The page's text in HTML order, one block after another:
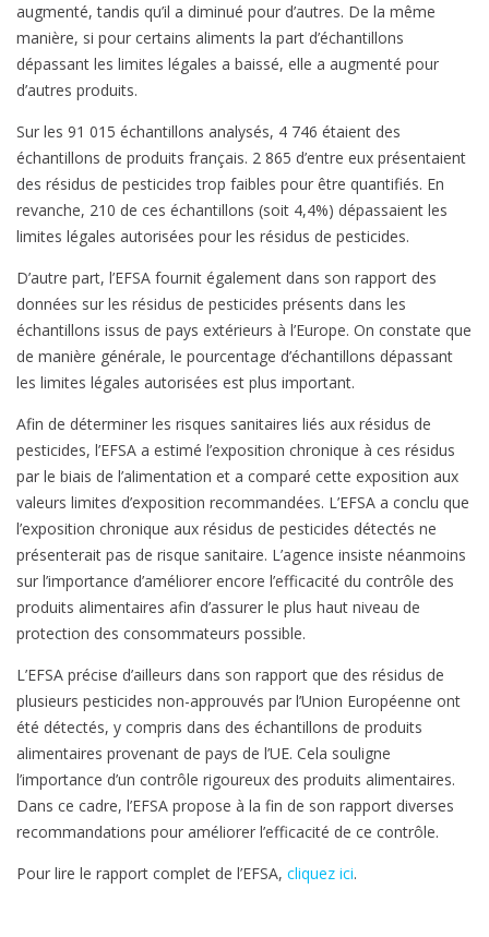
augmenté, tandis qu’il a diminué pour d’autres. De la même
manière, si pour certains aliments la part d’échantillons
dépassant les limites légales a baissé, elle a augmenté pour
d’autres produits.
Sur les 91 015 échantillons analysés, 4 746 étaient des
échantillons de produits français. 2 865 d’entre eux présentaient
des résidus de pesticides trop faibles pour être quantifiés. En
revanche, 210 de ces échantillons (soit 4,4%) dépassaient les
limites légales autorisées pour les résidus de pesticides.
D’autre part, l’EFSA fournit également dans son rapport des
données sur les résidus de pesticides présents dans les
échantillons issus de pays extérieurs à l’Europe. On constate que
de manière générale, le pourcentage d’échantillons dépassant
les limites légales autorisées est plus important.
Afin de déterminer les risques sanitaires liés aux résidus de
pesticides, l’EFSA a estimé l’exposition chronique à ces résidus
par le biais de l’alimentation et a comparé cette exposition aux
valeurs limites d’exposition recommandées. L’EFSA a conclu que
l’exposition chronique aux résidus de pesticides détectés ne
présenterait pas de risque sanitaire. L’agence insiste néanmoins
sur l’importance d’améliorer encore l’efficacité du contrôle des
produits alimentaires afin d’assurer le plus haut niveau de
protection des consommateurs possible.
L’EFSA précise d’ailleurs dans son rapport que des résidus de
plusieurs pesticides non-approuvés par l’Union Européenne ont
été détectés, y compris dans des échantillons de produits
alimentaires provenant de pays de l’UE. Cela souligne
l’importance d’un contrôle rigoureux des produits alimentaires.
Dans ce cadre, l’EFSA propose à la fin de son rapport diverses
recommandations pour améliorer l’efficacité de ce contrôle.
Pour lire le rapport complet de l’EFSA, cliquez ici.